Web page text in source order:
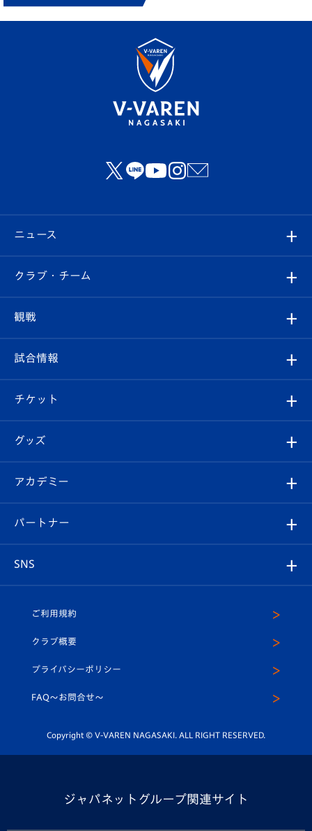
ニュース
すべて
クラブ
試合情報
チケット
イベント
メディア
ホームタウン
クラブ・チーム
クラブ概要
エンブレム紹介
スタッフプロフィール
マスコット紹介
平和祈念活動
ホームタウン活動
観戦
観戦ルール
はじめての観戦ガイド
Revive Team
ヴィヴィくんの長崎おもてなしガイド
試合情報
試合日程/結果
フォトギャラリー
スタジアムグルメ
チケット
チケット
V-LOVERS（ファンクラブ）
プレイヤーズスイート
グッズ
オンラインショップ
店舗情報
アカデミー
育成からのお知らせ
U-18
スクール
パートナー
SNS
ヴィヴィくんインスタグラム
公式LINE＠
ご利用規約
クラブ概要
プライバシーポリシー
FAQ〜お問合せ〜
Copyright © V-VAREN NAGASAKI. ALL RIGHT RESERVED.
ジャパネットグループ関連サイト